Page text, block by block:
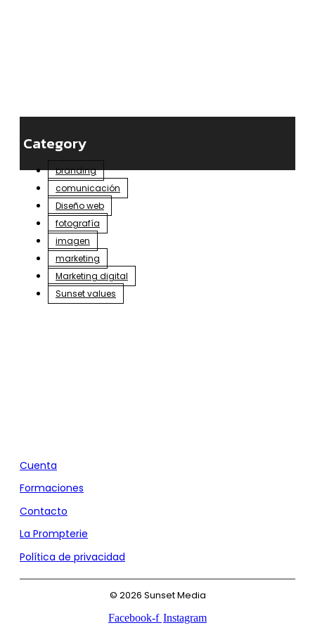
Category
branding
comunicación
Diseño web
fotografía
imagen
marketing
Marketing digital
Sunset values
Cuenta
Formaciones
Contacto
La Prompterie
Política de privacidad
© 2026 Sunset Media
Facebook-f Instagram